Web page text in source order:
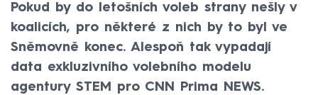
Pokud by do letošních voleb strany nešly v
koalicích, pro některé z nich by to byl ve
Sněmovně konec. Alespoň tak vypadají
data exkluzivního volebního modelu
agentury STEM pro CNN Prima NEWS.